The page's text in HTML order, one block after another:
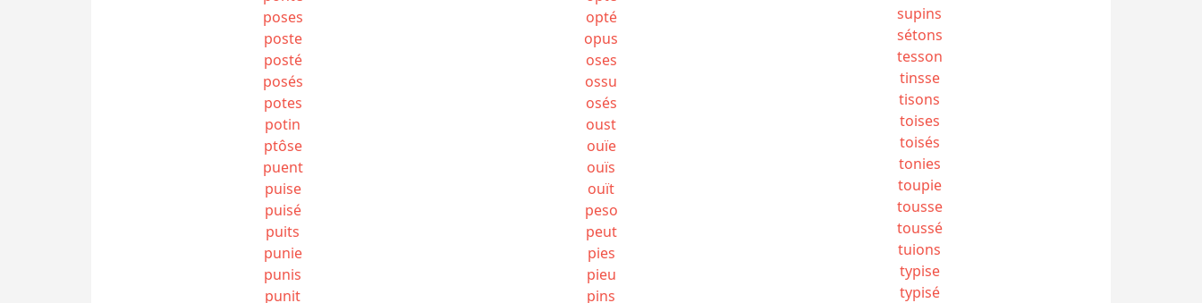
supins
sétons
tesson
tinsse
tisons
toises
toisés
tonies
toupie
tousse
toussé
tuions
typise
typisé
poses
poste
posté
posés
potes
potin
ptôse
puent
puise
puisé
puits
punie
punis
punit
opté
opus
oses
ossu
osés
oust
ouïe
ouïs
ouït
peso
peut
pies
pieu
pins